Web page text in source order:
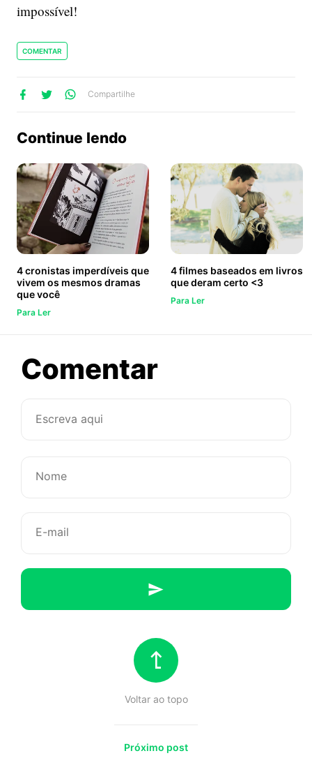
impossível!
COMENTAR
Compartilhe
Continue lendo
4 cronistas imperdíveis que
vivem os mesmos dramas
que você
Para Ler
4 filmes baseados em livros
que deram certo <3
Para Ler
Comentarsobre
ele
não
escreve
“como
macho”
Voltar ao topo
Próximo post